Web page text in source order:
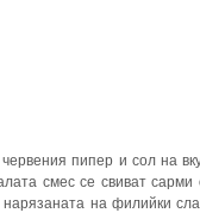
пипер и сол на
смес се свиват сарми
на филийки